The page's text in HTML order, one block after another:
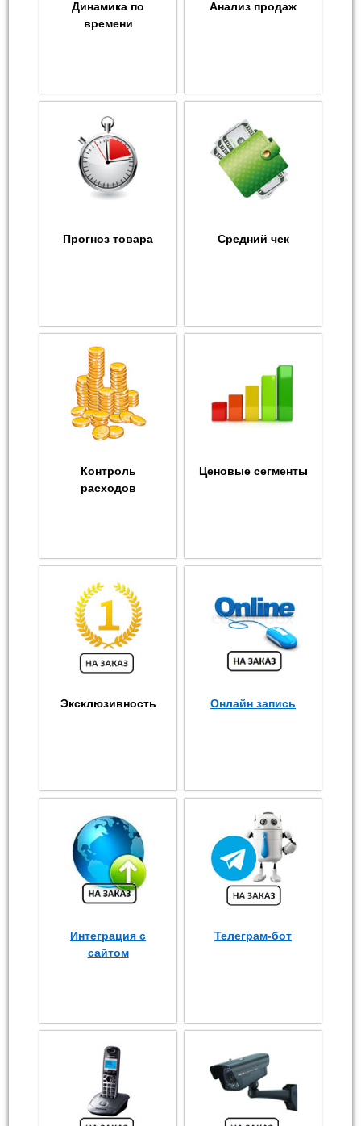
Динамика по
времени
Анализ продаж
Прогноз товара Средний чек
Контроль
расходов
Ценовые сегменты
Эксклюзивность Онлайн запись
Интеграция с
сайтом
Телеграм-бот